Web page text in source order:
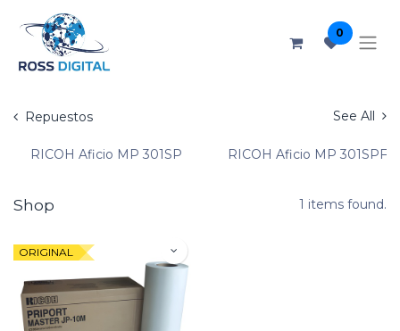
0
Repuestos See All
RICOH Aficio MP 301SP RICOH Aficio MP 301SPF
Shop 1 items found.
ORIGINAL